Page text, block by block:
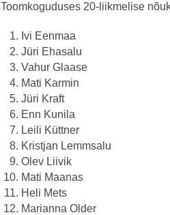
Toomkoguduses 20-liikmelise
Ivi Eenmaa
Jüri Ehasalu
Vahur Glaase
Mati Karmin
Jüri Kraft
Enn Kunila
Leili Küttner
Kristjan Lemmsalu
Olev Liivik
Mati Maanas
Heli Mets
Marianna Older